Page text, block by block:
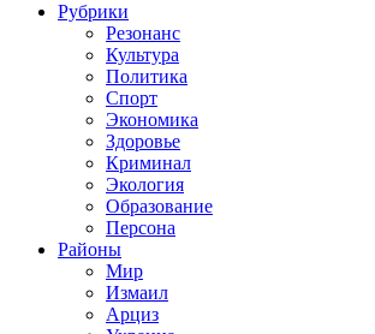
Рубрики
Резонанс
Культура
Политика
Спорт
Экономика
Здоровье
Криминал
Экология
Образование
Персона
Районы
Мир
Измаил
Арциз